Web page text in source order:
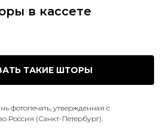
в кассете
ТАКИЕ ШТОРЫ
фотопечать, утвержденная с
Россия (Санкт-Петербург).